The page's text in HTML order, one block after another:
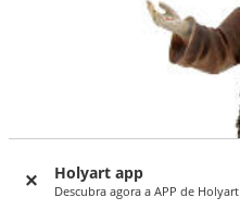
Holyart app
Descubra agora a APP de Holyart